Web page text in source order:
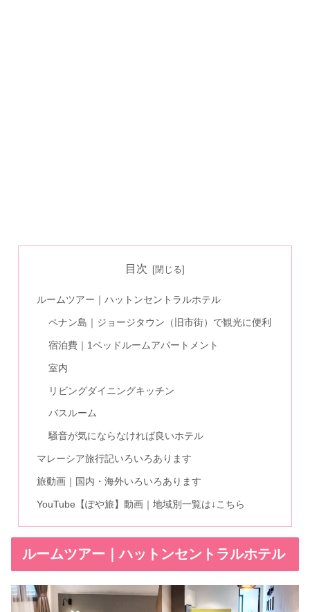
目次
ルームツアー｜ハットンセントラルホテル
ペナン島｜ジョージタウン（旧市街）で観光に便利
宿泊費｜1ベッドルームアパートメント
室内
リビングダイニングキッチン
バスルーム
騒音が気にならなければ良いホテル
マレーシア旅行記いろいろあります
旅動画｜国内・海外いろいろあります
YouTube【ぽや旅】動画｜地域別一覧は↓こちら
ルームツアー｜ハットンセントラルホテル